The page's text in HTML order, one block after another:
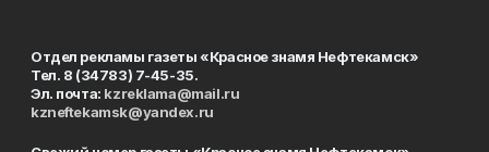
Отдел рекламы газеты «Красное знамя Нефтекамск»
Тел. 8 (34783) 7-45-35.
Эл. почта: kzreklama@mail.ru
kzneftekamsk@yandex.ru